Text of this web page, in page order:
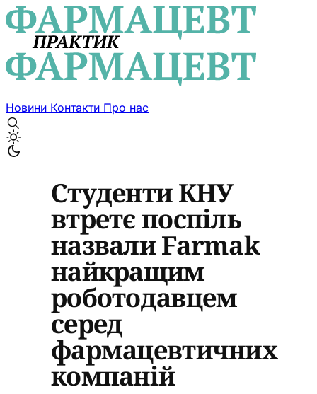
Новини Контакти Про нас
Студенти КНУ
втретє поспіль
назвали Farmak
найкращим
роботодавцем
серед
фармацевтичних
компаній